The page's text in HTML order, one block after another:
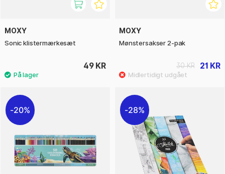
MOXY
Sonic klistermærkesæt
49 KR
MOXY
Mønstersakser 2-pak
21 KR
30 KR
20% 28%